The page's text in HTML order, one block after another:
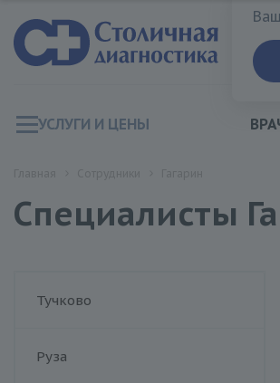
УСЛУГИ И ЦЕНЫ
Специалисты
Тучково
Руза